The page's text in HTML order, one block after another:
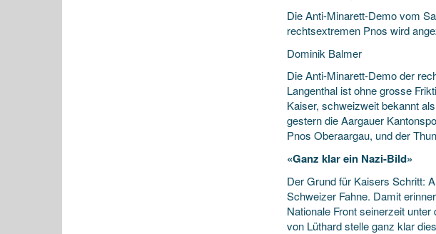
Die Anti-Minarett-Demo vom
rechtsextremen Pnos wird
Dominik Balmer
Die Anti-Minarett-Demo der
Langenthal ist ohne grosse
Kaiser, schweizweit bekannt
gestern die Aargauer
Pnos Oberaargau, und der
«Ganz klar ein Nazi-Bild»
Der Grund für Kaisers Schritt:
Schweizer Fahne. Damit
Nationale Front seinerzeit
von Lüthard stelle ganz klar